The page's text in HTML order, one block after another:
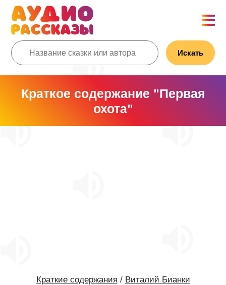
Искать
Краткое содержание "Первая
охота"
Краткие содержания / Виталий Бианки